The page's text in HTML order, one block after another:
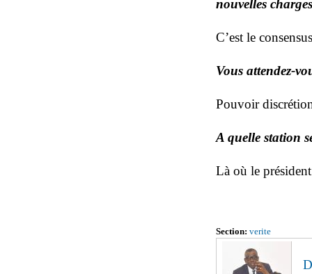
nouvelles
C’est le
Vous attendez-
Pouvoir
A quelle station
Là où le
Section: verite